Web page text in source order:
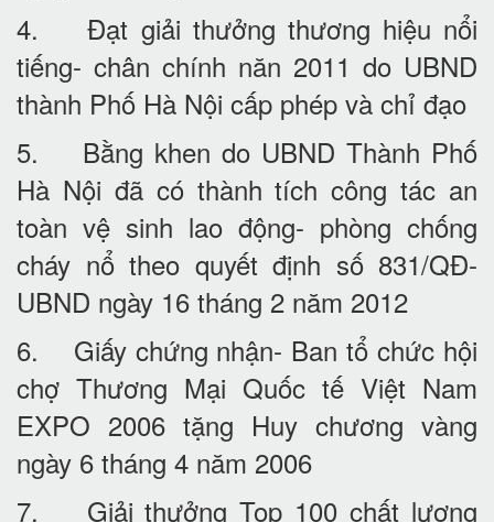
4. Đạt giải thưởng thương hiệu nổi
tiếng- chân chính năn 2011 do UBND
thành Phố Hà Nội cấp phép và chỉ đạo
5. Bằng khen do UBND Thành Phố
Hà Nội đã có thành tích công tác an
toàn vệ sinh lao động- phòng chống
cháy nổ theo quyết định số 831/QĐ-
UBND ngày 16 tháng 2 năm 2012
6. Giấy chứng nhận- Ban tổ chức hội
chợ Thương Mại Quốc tế Việt Nam
EXPO 2006 tặng Huy chương vàng
ngày 6 tháng 4 năm 2006
7. Giải thưởng Top 100 chất lượng